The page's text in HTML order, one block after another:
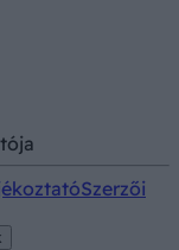
Szerzői